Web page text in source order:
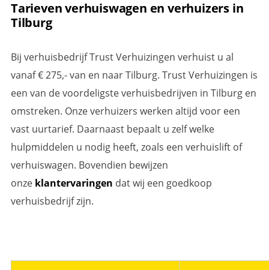
Tarieven verhuiswagen en verhuizers in
Tilburg
Bij verhuisbedrijf Trust Verhuizingen verhuist u al
vanaf € 275,- van en naar Tilburg. Trust Verhuizingen is
een van de voordeligste verhuisbedrijven in Tilburg en
omstreken. Onze verhuizers werken altijd voor een
vast uurtarief. Daarnaast bepaalt u zelf welke
hulpmiddelen u nodig heeft, zoals een verhuislift of
verhuiswagen. Bovendien bewijzen
onze klantervaringen dat wij een goedkoop
verhuisbedrijf zijn.